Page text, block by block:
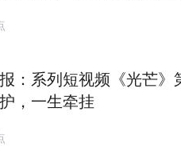
：系列短视频《光芒
，一生牵挂